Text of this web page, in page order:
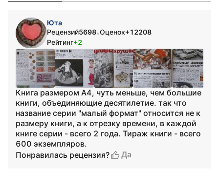
Юта
Рецензий5698•Оценок+12208
Рейтинг+2
Книга размером А4, чуть меньше, чем большие
книги, объединяющие десятилетие. так что
название серии "малый формат" относится не к
размеру книги, а к отрезку времени, в каждой
книге серии - всего 2 года. Тираж книги - всего
600 экземпляров.
Понравилась рецензия?
Да